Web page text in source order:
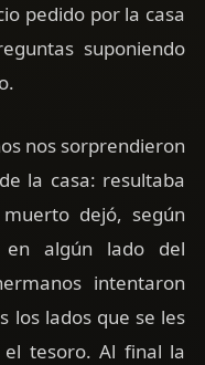
pedido por la casa
suponiendo
nos sorprendieron
la casa: resultaba
dejó, según
en algún lado del
intentaron
los lados que se les
tesoro. Al final la